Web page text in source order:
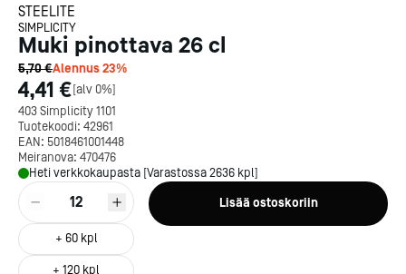
STEELITE
SIMPLICITY
Muki pinottava 26 cl
5,70 €Alennus23%
4,41 €[alv 0%]
403 Simplicity 1101
Tuotekoodi: 42961
EAN: 5018461001448
Meiranova: 470476
Heti verkkokaupasta [Varastossa 2636 kpl]
12
+ 60kpl
+ 120 kpl
Lisää ostoskoriin